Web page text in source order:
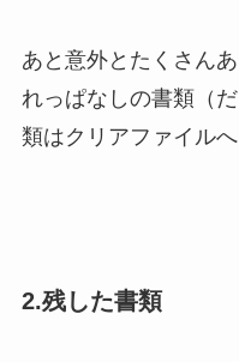
あと意外とたくさん
れっぱなしの書類（
類はクリアファイルへ
2.残した書類